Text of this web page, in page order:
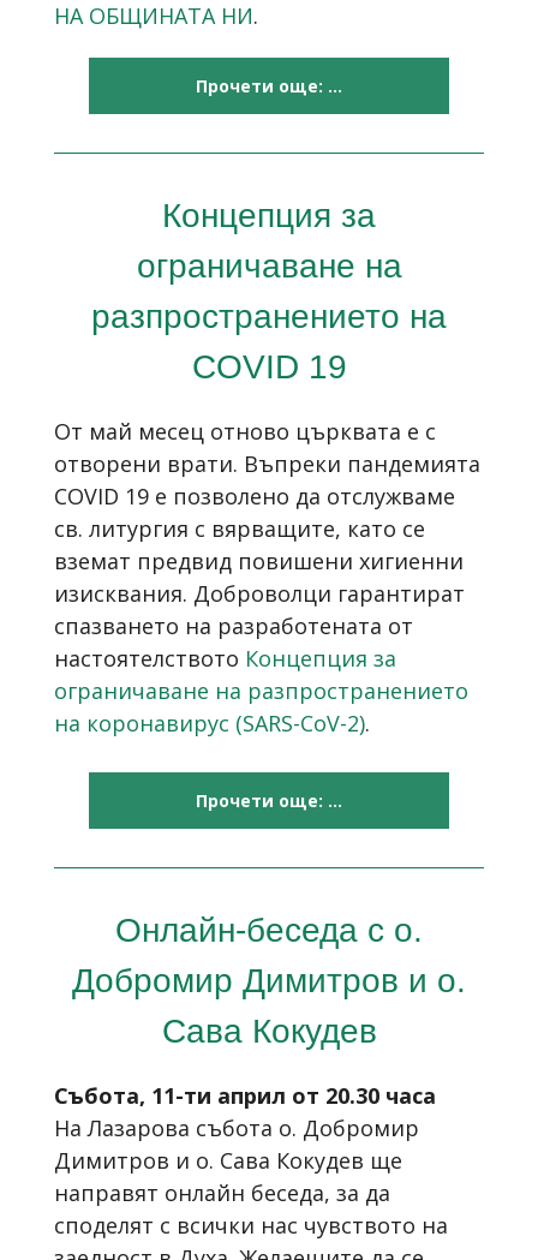
НА ОБЩИНАТА НИ.
Прочети още: ...
Концепция за
ограничаване на
разпространението на
COVID 19
От май месец отново църквата е с
отворени врати. Въпреки пандемията
COVID 19 е позволено да отслужваме
св. литургия с вярващите, като се
вземат предвид повишени хигиенни
изисквания. Доброволци гарантират
спазването на разработената от
настоятелството Концепция за
ограничаване на разпространението
на коронавирус (SARS-CoV-2).
Прочети още: ...
Онлайн-беседа с о.
Добромир Димитров и о.
Сава Кокудев
Събота, 11-ти април от 20.30 часа
На Лазарова събота о. Добромир
Димитров и о. Сава Кокудев ще
направят онлайн беседа, за да
споделят с всички нас чувството на